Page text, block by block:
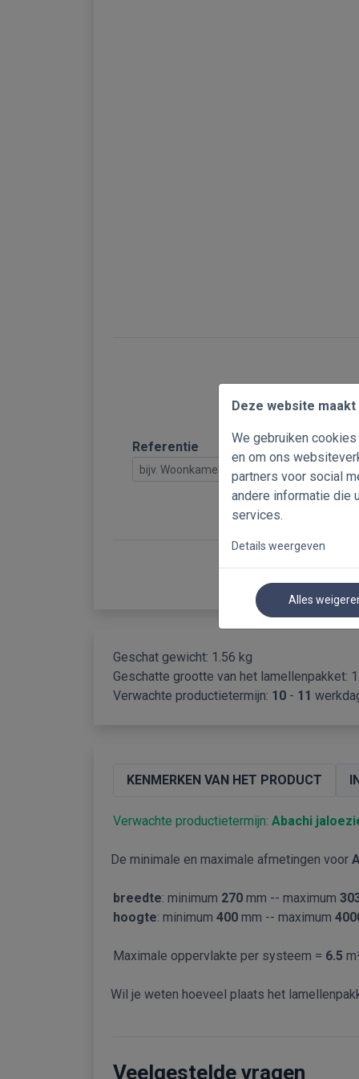
Deze website
We gebruiken
en om ons
partners voor social
andere informatie die
services.
Details weergeven
Alles
Referentie
Geschat gewicht: 1.56 kg
Geschatte grootte van het lamellenpakket:
Verwachte productietermijn: 10 - 11
KENMERKEN VAN HET PRODUCT
Verwachte productietermijn: Abachi
De minimale en maximale afmetingen voor
breedte: minimum 270 mm -- maximum
hoogte: minimum 400 mm -- maximum
Maximale oppervlakte per systeem = 6.5
Wil je weten hoeveel plaats het
Veelgestelde vragen